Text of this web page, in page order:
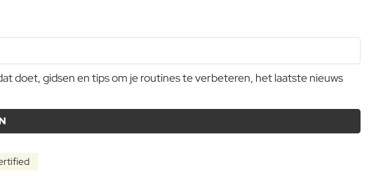
doet, gidsen en tips om je routines te verbeteren, het laatste nieuws